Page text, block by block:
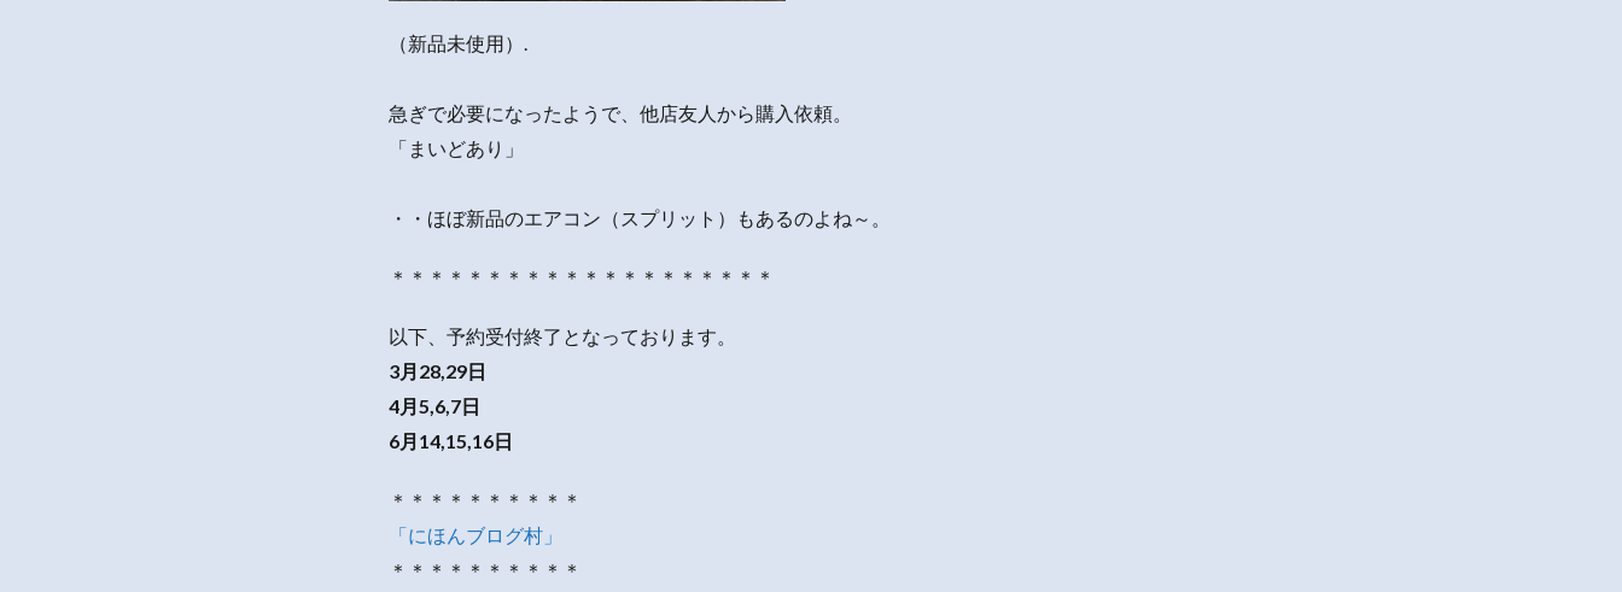
（新品未使用）.
急ぎで必要になったようで、他店友人から購入依頼。
「まいどあり」
・・ほぼ新品のエアコン（スプリット）もあるのよね～。
＊＊＊＊＊＊＊＊＊＊＊＊＊＊＊＊＊＊＊＊
以下、予約受付終了となっております。
3月28,29日
4月5,6,7日
6月14,15,16日
＊＊＊＊＊＊＊＊＊＊
「にほんブログ村」
＊＊＊＊＊＊＊＊＊＊